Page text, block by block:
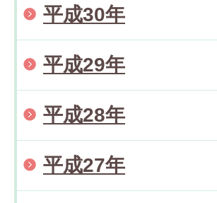
平成30年
平成29年
平成28年
平成27年